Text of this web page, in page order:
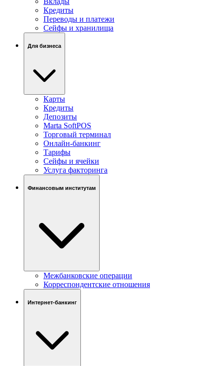
Кредиты
Переводы и платежи
Сейфы и хранилища
Для бизнеса
Карты
Кредиты
Депозиты
Marta SoftPOS
Торговый терминал
Онлайн-банкинг
Тарифы
Сейфы и ячейки
Услуга факторинга
Финансовым институтам
Межбанковские операции
Корреспондентские отношения
Интернет-банкинг